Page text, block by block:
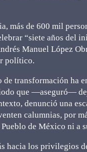
más de 600 mil
“siete años del
Manuel López
político.
transformación ha
que —aseguró—
denunció una
calumnias, por
de México ni a
hacia los privilegios